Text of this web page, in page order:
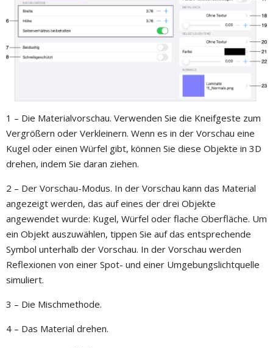
1 – Die Materialvorschau. Verwenden Sie die Kneifgeste zum
Vergrößern oder Verkleinern. Wenn es in der Vorschau eine
Kugel oder einen Würfel gibt, können Sie diese Objekte in 3D
drehen, indem Sie daran ziehen.
2 – Der Vorschau-Modus. In der Vorschau kann das Material
angezeigt werden, das auf eines der drei Objekte
angewendet wurde: Kugel, Würfel oder flache Oberfläche. Um
ein Objekt auszuwählen, tippen Sie auf das entsprechende
Symbol unterhalb der Vorschau. In der Vorschau werden
Reflexionen von einer Spot- und einer Umgebungslichtquelle
simuliert.
3 – Die Mischmethode.
4 – Das Material drehen.